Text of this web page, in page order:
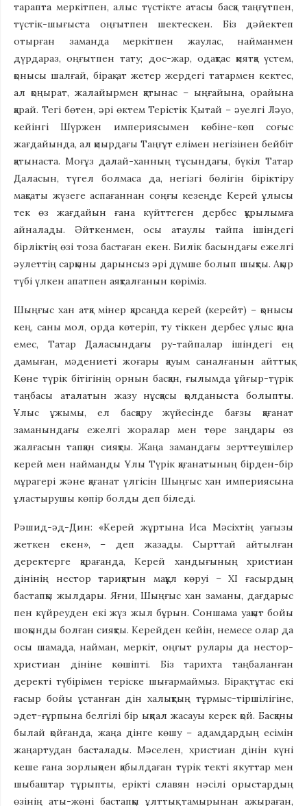
тарапта меркітпен, алыс түстікте атасы басқа таңғұтпен,
түстік-шығыста оңғытпен шектескен. Біз дәйектеп
отырған заманда меркітпен жаулас, найманмен
дүрдараз, оңғытпен тату; дос-жар, одақтас қиятқа үстем,
қонысы шалғай, бірақ ат жетер жердегі татармен кектес,
ал қоңырат, жалайырмен қатынас – ыңғайына, орайына
қарай. Тегі бөтен, әрі өктем Терістік Қытай – әуелгі Ләуо,
кейінгі Шүржен империясымен көбіне-көп соғыс
жағдайында, ал қиырдағы Таңғұт елімен негізінен бейбіт
қатынаста. Моғұз далай-ханның тұсындағы, бүкіл Татар
Даласын, түгел болмаса да, негізгі бөлігін біріктіру
мақсаты жүзеге аспағаннан соңғы кезеңде Керей ұлысы
тек өз жағдайын ғана күйттеген дербес құрылымға
айналады. Әйткенмен, осы атаулы тайпа ішіндегі
бірліктің өзі тоза бастаған екен. Билік басындағы ежелгі
әулеттің сарқыны дарынсыз әрі дүмше болып шықты. Ақыр
түбі үлкен апатпен аяқталғанын көріміз.
Шыңғыс хан атқа мінер қарсаңда керей (керейт) – қонысы
кең, саны мол, орда көтеріп, ту тіккен дербес ұлыс қана
емес, Татар Даласындағы ру-тайпалар ішіндегі ең
дамыған, мәдениеті жоғары қауым саналғанын айттық.
Көне түрік бітігінің орнын басқан, ғылымда ұйғыр-түрік
таңбасы аталатын жазу нұсқасы қолданыста болыпты.
Ұлыс ұжымы, ел басқару жүйесінде бағзы қағанат
заманындағы ежелгі жоралар мен төре заңдары өз
жалғасын тапқан сияқты. Жаңа замандағы зерттеушілер
керей мен найманды Ұлы Түрік қағанатының бірден-бір
мұрагері және қағанат үлгісін Шыңғыс хан империясына
ұластырушы көпір болды деп біледі.
Рәшид-әд-Дин: «Керей жұртына Иса Мәсіхтің уағызы
жеткен екен», – деп жазады. Сырттай айтылған
деректерге қарағанда, Керей хандығының христиан
дінінің нестор тариқатын мақұл көруі – XI ғасырдың
бастапқы жылдары. Яғни, Шыңғыс хан заманы, дағдарыс
пен күйреуден екі жүз жыл бұрын. Соншама уақыт бойы
шоқынды болған сияқты. Керейден кейін, немесе олар да
осы шамада, найман, меркіт, оңғыт рулары да нестор-
христиан дініне көшіпті. Біз тарихта таңбаланған
деректі түбірімен теріске шығармаймыз. Бірақ тұтас екі
ғасыр бойы ұстанған дін халықтың тұрмыс-тіршілігіне,
әдет-ғұрпына белгілі бір ықпал жасауы керек қой. Басқаны
былай қойғанда, жаңа дінге көшу – адамдардың есімін
жаңартудан басталады. Мәселен, христиан дінін күні
кеше ғана зорлықпен қабылдаған түрік текті якуттар мен
шыбаштар тұрыпты, ерікті славян нәсілі орыстардың
өзінің аты-жөні бастапқы ұлттық тамырынан ажыраған,